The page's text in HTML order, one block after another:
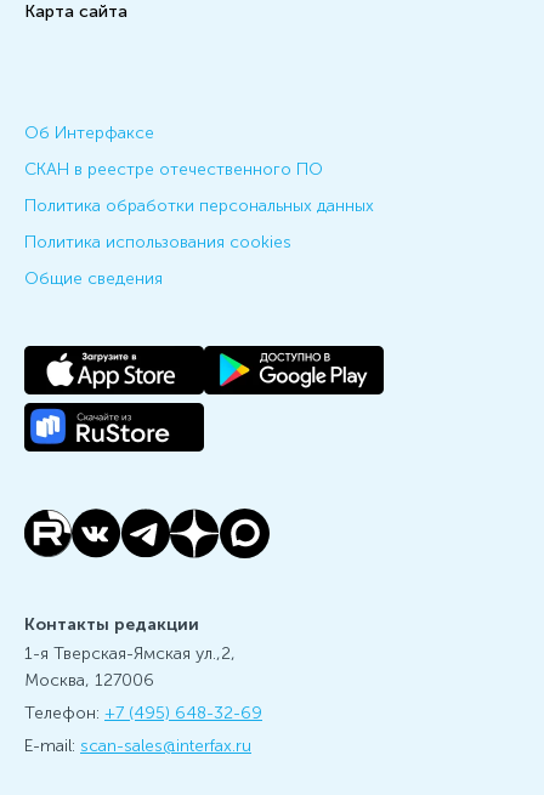
Карта сайта
Об Интерфаксе
СКАН в реестре отечественного ПО
Политика обработки персональных данных
Политика использования cookies
Общие сведения
Контакты редакции
1-я Тверская-Ямская ул.,2,
Москва, 127006
Телефон: +7 (495) 648-32-69
E-mail: scan-sales@interfax.ru